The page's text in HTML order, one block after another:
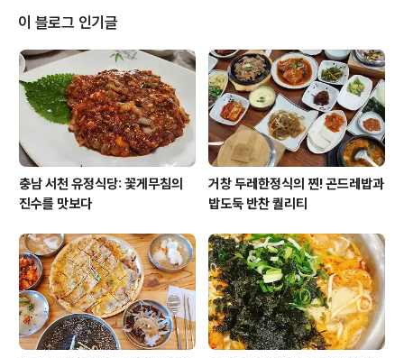
기와 신선한 재료를 사용하여 최상의 맛을 즐길 수 있으며,
전주 송천동 앨리스인더키친이 바로 그곳입니다. 앨리스인
더키친 | 카카오맵 (kakao.com) 앨리스인더키친 전북특
별자치도 전주시 덕진구 사근1길 37 1층 106호 (송천동2
가 179-121) place.map.kakao.com 2. 전주 앨리스
인더키친 맛..
이 블로그 인기글
충남 서천 유정식당: 꽃게무침의
진수를 맛보다
거창 두레한정식의 찐! 곤드레밥과
밥도둑 반찬 퀄리티